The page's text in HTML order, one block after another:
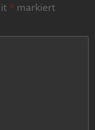
* markiert